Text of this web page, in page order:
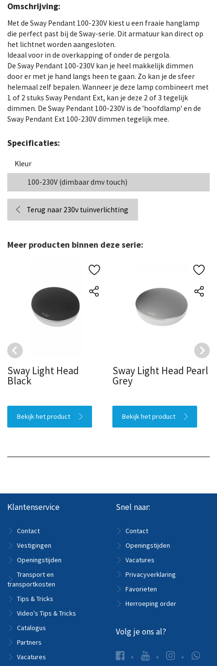
Omschrijving:
Met de Sway Pendant 100-230V kiest u een fraaie hanglamp
die perfect past bij de Sway-serie. Dit armatuur kan direct op
het lichtnet worden aangesloten.
Ideaal voor in de overkapping of onder de pergola.
De Sway Pendant 100-230V kan je heel makkelijk dimmen
door er met je hand langs heen te gaan. Zo kan je de sfeer
helemaal zelf bepalen. Wanneer je deze lamp combineert met
1 of 2 stuks Sway Pendant Ext, kan je deze 2 of 3 tegelijk
dimmen. De Sway Pendant 100-230V is de 'hoofdlamp' en de
Sway Pendant Ext 100-230V dimmen tegelijk mee.
Specificaties:
Kleur
100-230V (dimbaar dmv touch)
Terug naar 230v tuinverlichting
Meer producten binnen deze serie:
Sway Light Head
Black
Bekijk het product
Sway Light Head Pearl
Grey
Bekijk het product
Klantenservice
Contact
Vestigingen
Openingstijden
Transport en
transportkosten
Tips & Tricks
Video's Tips & Tricks
Catalogus
Partners
Vacatures
Snel naar:
Contact
Openingstijden
Vacatures
Privacyverklaring
Favorieten
Herroeping order
Volg je ons al?